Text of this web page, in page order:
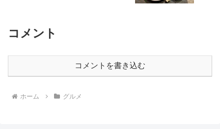
コメント
コメントを書き込む
ホーム グルメ